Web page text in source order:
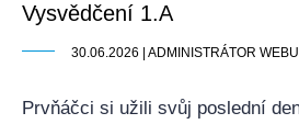
Vysvědčení 1.A
30.06.2026 | ADMINISTRÁTOR WEBU
Prvňáčci si užili svůj poslední